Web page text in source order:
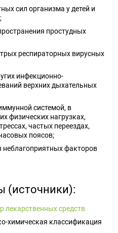
сил организма у детей и
простудных
респираторных вирусных
инфекционно-
верхних дыхательных
системой, в
физических нагрузках,
частых переездах,
поясов;
неблагоприятных факторов
(источники):
лекарственных средств
химическая классификация